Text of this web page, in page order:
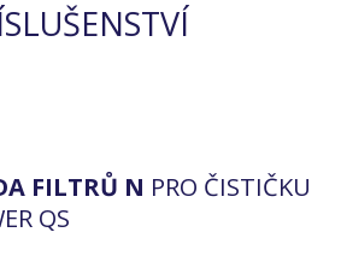
FILTRŮ N PRO ČISTIČKU
QS